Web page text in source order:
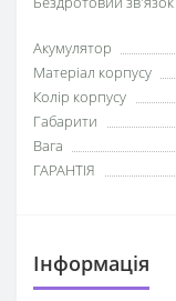
Акумулятор
Матеріал корпусу
Колір корпусу
Габарити
Вага
ГАРАНТІЯ
Iнформація